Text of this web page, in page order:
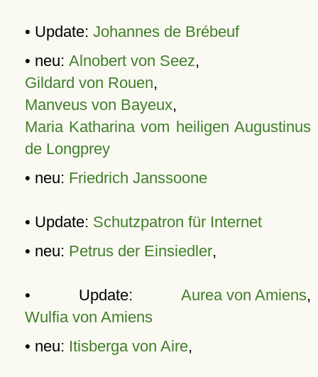
• Update: Johannes de Brébeuf
• neu: Alnobert von Seez,
Gildard von Rouen,
Manveus von Bayeux,
Maria Katharina vom heiligen Augustinus
de Longprey
• neu: Friedrich Janssoone
• Update: Schutzpatron für Internet
• neu: Petrus der Einsiedler,
• Update: Aurea von Amiens,
Wulfia von Amiens
• neu: Itisberga von Aire,